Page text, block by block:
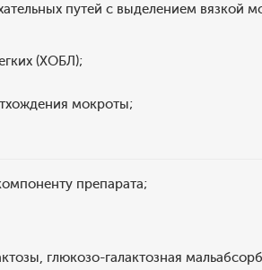
путей с выделением вязкой
(ХОБЛ);
мокроты;
препарата;
глюкозо-галактозная